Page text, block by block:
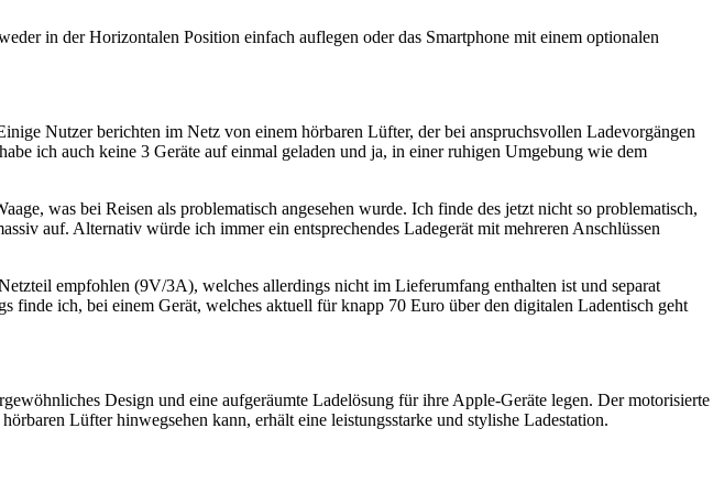
in der Horizontalen Position einfach auflegen oder das Smartphone mit einem optionalen
Nutzer berichten im Netz von einem hörbaren Lüfter, der bei anspruchsvollen Ladevorgängen
ich auch keine 3 Geräte auf einmal geladen und ja, in einer ruhigen Umgebung wie dem
was bei Reisen als problematisch angesehen wurde. Ich finde des jetzt nicht so problematisch,
auf. Alternativ würde ich immer ein entsprechendes Ladegerät mit mehreren Anschlüssen
empfohlen (9V/3A), welches allerdings nicht im Lieferumfang enthalten ist und separat
finde ich, bei einem Gerät, welches aktuell für knapp 70 Euro über den digitalen Ladentisch geht
Design und eine aufgeräumte Ladelösung für ihre Apple-Geräte legen. Der motorisierte
Lüfter hinwegsehen kann, erhält eine leistungsstarke und stylishe Ladestation.